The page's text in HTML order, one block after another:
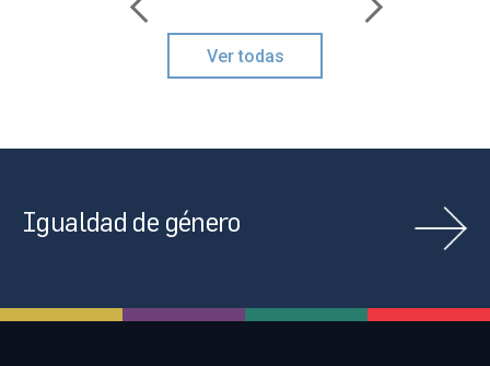
Ver todas
Igualdad de género